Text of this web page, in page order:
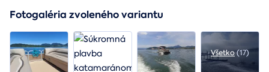
Fotogaléria zvoleného variantu
Všetko(17)